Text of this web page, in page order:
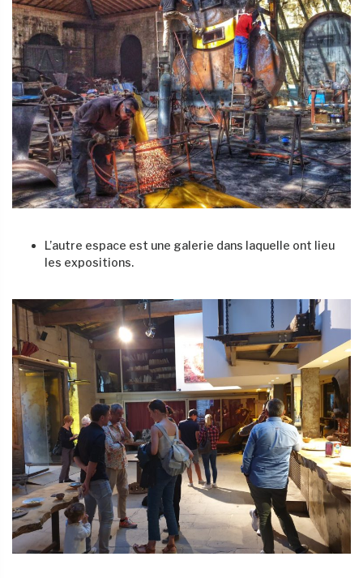
L’autre espace est une galerie dans laquelle ont lieu
les expositions.